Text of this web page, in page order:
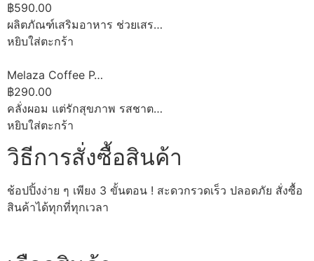
฿590.00
ผลิตภัณฑ์เสริมอาหาร ช่วยเสร…
หยิบใส่ตะกร้า
Melaza Coffee P…
฿290.00
คลั่งผอม แต่รักสุขภาพ รสชาต…
หยิบใส่ตะกร้า
วิธีการสั่งซื้อสินค้า
ช้อปปิ้งง่าย ๆ เพียง 3 ขั้นตอน ! สะดวกรวดเร็ว ปลอดภัย สั่งซื้อ
สินค้าได้ทุกที่ทุกเวลา